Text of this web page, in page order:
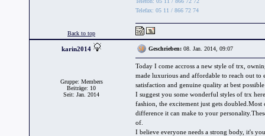
Telefax: 05 11 / 866 72 74
Back to top
karin2014
Gruppe: Members
Beiträge: 10
Seit: Jan. 2014
Geschrieben: 08. Jan. 2014, 09:07
Today I come accross a new style of trx,
made luxurious and affordable to reach out
satisfaction and genuine quality at best possible
I suggest you some wonderful styles of trx
fashion, the excitement just gets
difference it can make to your
of.
I believe everyone needs a strong body, it's